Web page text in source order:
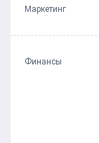
Маркетинг
Финансы